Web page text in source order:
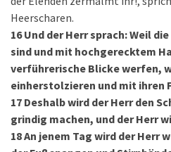
Heerscharen.
16 Und der Herr sprach: Weil
sind und mit hochgerecktem
verführerische Blicke werfen,
einherstolzieren und mit ihren
17 Deshalb wird der Herr den
grindig machen, und der Herr
18An jenem Tag wird der Herr